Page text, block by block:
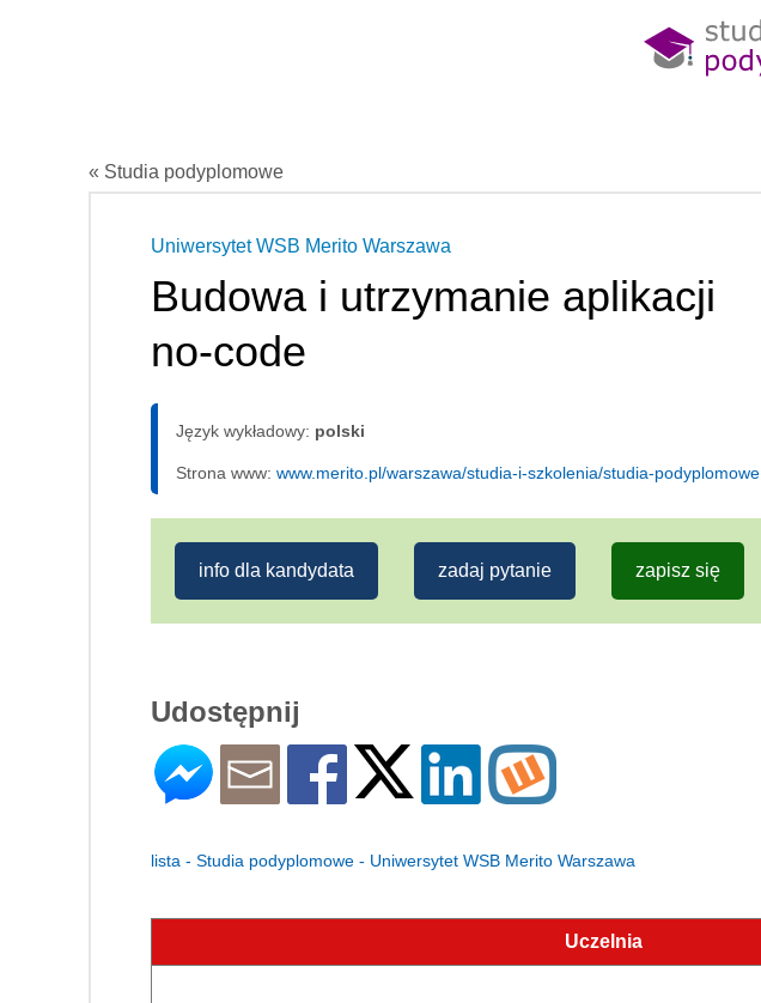
« Studia podyplomowe
Uniwersytet WSB Merito Warszawa
Budowa i utrzymanie aplikacji
no-code
Język wykładowy: polski
Strona www: www.merito.pl/warszawa/studia-i-szkolenia/studia-podyplomowe
info dla kandydata zadaj pytanie zapisz się
Udostępnij
lista - Studia podyplomowe - Uniwersytet WSB Merito Warszawa
Uczelnia